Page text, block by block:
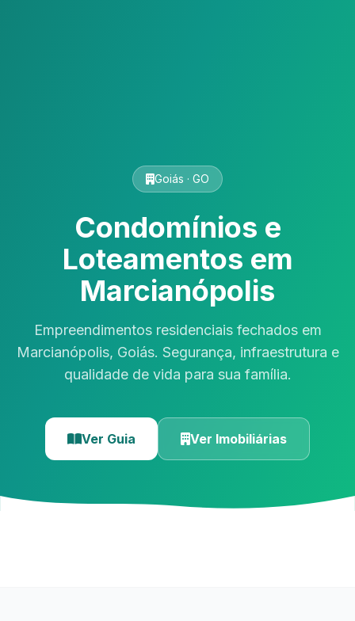
Goiás · GO
Condomínios e
Loteamentos em
Marcianópolis
Empreendimentos residenciais fechados em
Marcianópolis, Goiás. Segurança, infraestrutura e
qualidade de vida para sua família.
Ver Guia Ver Imobiliárias